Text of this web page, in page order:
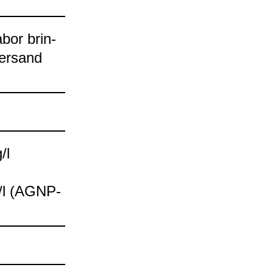
brin­
l
(AGNP-​